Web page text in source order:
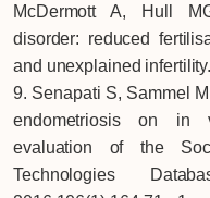
McDermott A, Hull
disorder: reduced
and unexplained
9. Senapati S, Sammel
endometriosis on in
evaluation of the
Technologies